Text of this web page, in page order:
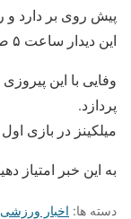
پیش روی بر دارد
این دیدار ساعت ۵ صبح به وقت تهران برگزار شد.
پردازد.
میلکینز در بازی
به این خبر امتیاز
دسته ها: اخبار ورزشی